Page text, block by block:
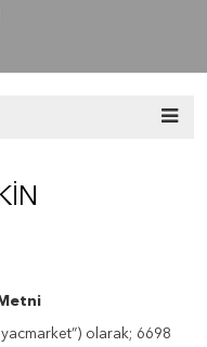
olarak; 6698